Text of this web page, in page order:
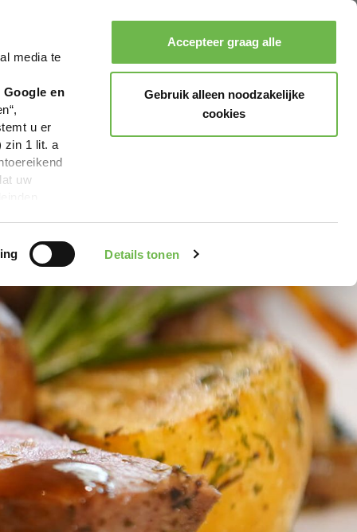
media te
en
u er
zin 1 lit. a
uw
Details tonen
Accepteer graag alle
Gebruik alleen noodzakelijke
cookies
Boeken Menu